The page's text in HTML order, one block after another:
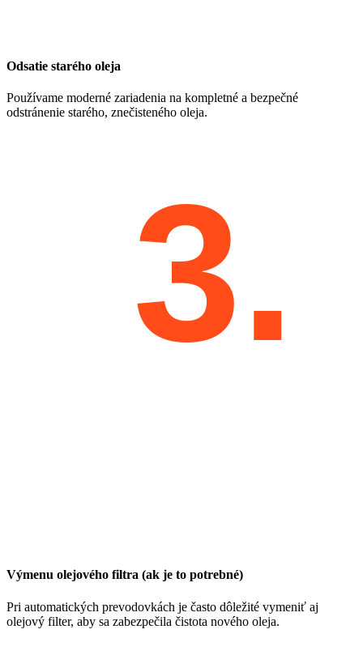
Odsatie starého oleja
Používame moderné zariadenia na kompletné a bezpečné
odstránenie starého, znečisteného oleja.
3.
Výmenu olejového filtra (ak je to potrebné)
Pri automatických prevodovkách je často dôležité vymeniť aj
olejový filter, aby sa zabezpečila čistota nového oleja.